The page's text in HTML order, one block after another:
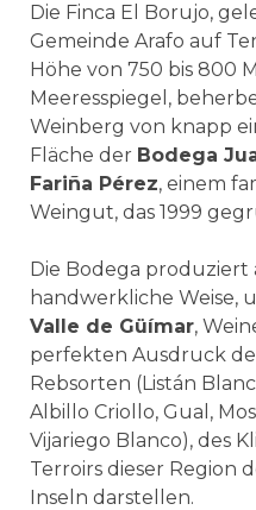
Die Finca El Borujo,
Gemeinde Arafo auf
Höhe von 750 bis 800
Meeresspiegel,
Weinberg von knapp
Fläche der Bodega
Fariña Pérez, einem
Weingut, das 1999
Die Bodega produziert
handwerkliche Weise,
Valle de Güímar,
perfekten Ausdruck
Rebsorten (Listán
Albillo Criollo, Gual,
Vijariego Blanco), des
Terroirs dieser Region
Inseln darstellen.